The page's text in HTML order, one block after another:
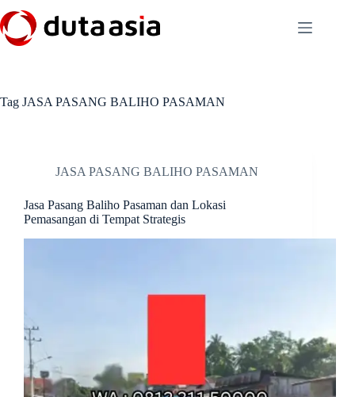
to
content
Tag JASA PASANG BALIHO PASAMAN
JASA PASANG BALIHO PASAMAN
Jasa Pasang Baliho Pasaman dan Lokasi
Pemasangan di Tempat Strategis